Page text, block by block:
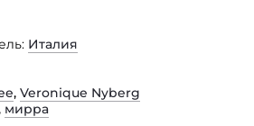
Италия
, Veronique Nyberg
мирра